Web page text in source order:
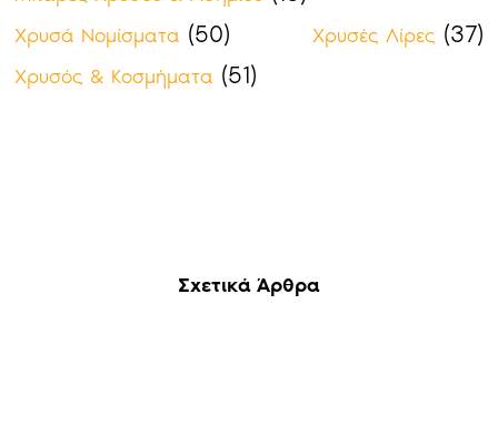
Χρυσά Νομίσματα (50) Χρυσές Λίρες (37)
Χρυσός & Κοσμήματα (51)
Σχετικά Άρθρα